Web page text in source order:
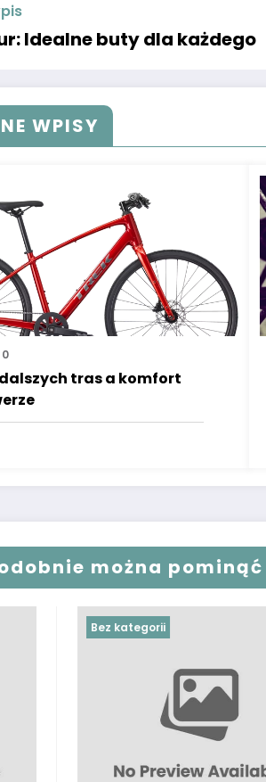
Idealne buty dla każdego
WPISY
0
tras a komfort
można pominąć